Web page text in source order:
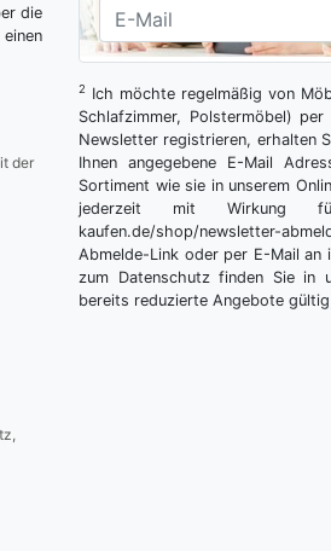
die
der
2
Ich möchte regelmäßig von
Schlafzimmer, Polstermöbel)
Newsletter registrieren, erhalten
Ihnen angegebene E-Mail
Sortiment wie sie in unserem
jederzeit mit Wirkung
kaufen.de/shop/newsletter-
Abmelde-Link oder per E-Mail an
zum Datenschutz finden Sie in
bereits reduzierte Angebote